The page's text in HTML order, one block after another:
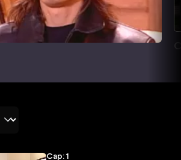
Cap: 1